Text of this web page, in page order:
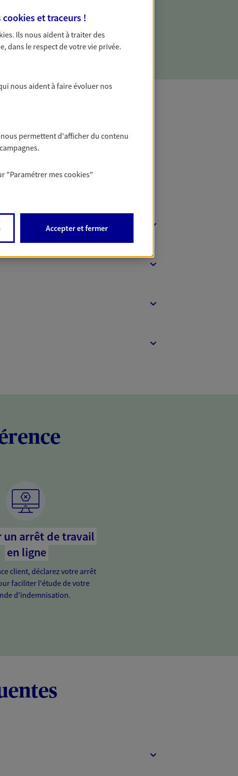
les risques liés à votre vie privée. Un seul
tous vos besoins, ça change tout.
Protection
un arrêt de travail
en ligne
client, déclarez votre arrêt
faciliter l'étude de votre
d'indemnisation.
cookies et traceurs !
. Ils nous aident à traiter des
dans le respect de votre vie privée.
nous aident à faire évoluer nos
permettent d'afficher du contenu
"Paramétrer mescookies"
Accepter et fermer